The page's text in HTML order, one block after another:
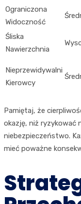
Ograniczona
Widoczność
Śliska
Nawierzchnia
Nieprzewidywalni
Kierowcy
Pamiętaj, że
okazję, niż ryzykować
niebezpieczeństwo.
mieć poważne